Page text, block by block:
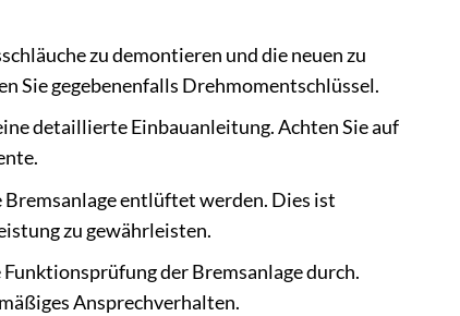
zu demontieren und die neuen zu
Sie gegebenenfalls Drehmomentschlüssel.
detaillierte Einbauanleitung. Achten Sie auf
Bremsanlage entlüftet werden. Dies ist
zu gewährleisten.
der Bremsanlage durch.
Ansprechverhalten.